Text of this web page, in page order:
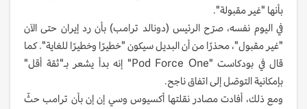
بأنها "غير مقبولة".
في اليوم نفسه، صرّح الرئيس (دونالد ترامب) بأن رد إيران حتى الآن
"غير مقبول"، محذرًا من أن البديل سيكون "خطيرًا وخطيرًا للغاية". كما
قال في بودكاست "Pod Force One" إنه بدأ يشعر بـ"ثقة أقل"
بإمكانية التوصّل إلى اتفاق ناجح.
ومع ذلك، أفادت مصادر نقلتها أكسيوس وسي إن إن بأن ترامب حثّ